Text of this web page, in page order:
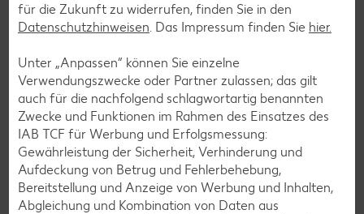
Avocado-Rezepte
Erdbeer-Rezepte
Blaubeer-Rezepte
Bananen-Rezepte
Zurück zu allen Rezepten
für die Zukunft zu widerrufen, finden Sie in den
Datenschutzhinweisen . Das Impressum finden Sie hier.
Unter „Anpassen“ können Sie einzelne
Verwendungszwecke oder Partner zulassen; das gilt
auch für die nachfolgend schlagwortartig benannten
Zwecke und Funktionen im Rahmen des Einsatzes des
IAB TCF für Werbung und Erfolgsmessung:
Gewährleistung der Sicherheit, Verhinderung und
Aufdeckung von Betrug und Fehlerbehebung,
Bereitstellung und Anzeige von Werbung und Inhalten,
Abgleichung und Kombination von Daten aus